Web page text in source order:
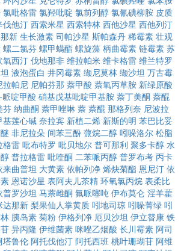
氯吡格雷 氯羟吡啶 氯前列醇 氯氰碘柳胺 皮质
伐他汀 西索米星 西索特林 西他沙星 西他列汀
新 生长激素 司帕沙星 斯帕森丹 稀霉素 壮观
螺二氯芬 螺甲螨酯 螺旋藻 柄曲霉素 链霉素 苏
氧西汀 伐地那非 维拉帕米 维卡格雷 维兰特罗
液泡蛋白 井冈霉素 缬尼莫林 缬沙坦 万古霉
拉帕尼 尼帕芬那 萘甲酸 萘氧丙草胺 新绿原酸
哌啶甲酸 硝基戊基吡啶甲基胺 萘丁美酮 萘醌
芬 纳曲酮 萘甲唑啉 萘 萘醌 那格列奈 尼波拉
基莲心碱奈拉宾 新植二烯 新斯的明 苯巴比妥
非尼拉朵 间苯三酚 蒎烷二醇 吲哚洛尔 松脂
格雷 吡布特罗 吡贝地尔 普可那利 聚多卡醇 水
普拉格雷 吡喹酮 二苯哌丙醇 普罗布考 丙卡
来曲普坦 大黄素 依帕列净 烯炔菊酯 恩尼汀 依
恩诺沙星 表阿夫儿茶精 环氧氯丙烷 表柔比
普罗沙坦 马萘雌酮 氟哌噻吨 伊布莫仑 淫羊藿
达那新 梨果仙人掌黄质 吲地司琼 吲哚菁绿 吲
胰岛素 菊粉 伊格列净 厄贝沙坦 伊立替康 铁
异丙隆 伊维菌素 咪唑乙烟酸 长川霉素 阿司
塔鲁伦 阿托伐他汀 阿托西班 桃叶珊瑚苷 阿维